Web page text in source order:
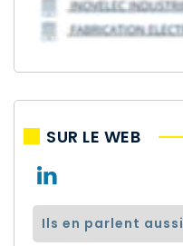
SUR LE WEB
ils en parlent aussi